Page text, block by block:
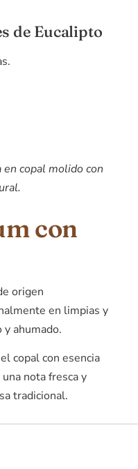
de Eucalipto
copal molido con
con
origen
en limpias y
ahumado.
copal con esencia
nota fresca y
tradicional.